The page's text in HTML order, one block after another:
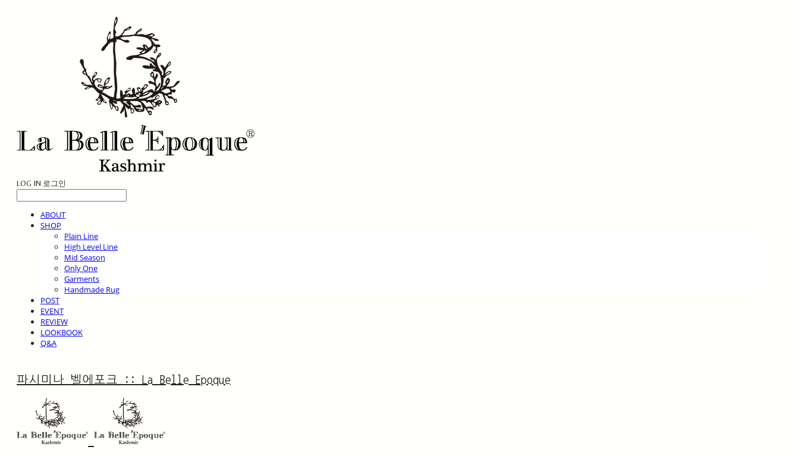
LOG IN 로그인
ABOUT
SHOP
Plain Line
High Level Line
Mid Season
Only One
Garments
Handmade Rug
POST
EVENT
REVIEW
LOOKBOOK
Q&A
파시미나 벨에포크 :: La Belle Epoque